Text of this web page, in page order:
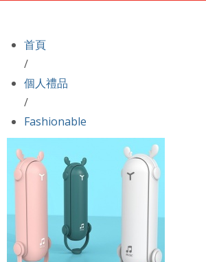
首頁
/
個人禮品
/
Fashionable